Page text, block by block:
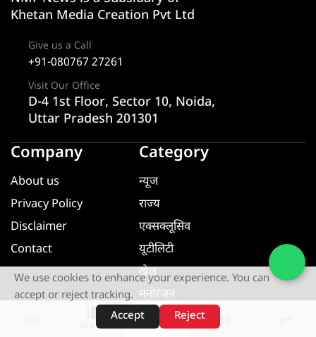
वेब स्टोरीज़
Khetan Media Creation Pvt Ltd
Give us a Call
+91-080767 27261
Visit Our Office
D-4 1st Floor, Sector 10, Noida,
Uttar Pradesh 201301
Company
About us
Privacy Policy
Disclaimer
Contact
Category
न्यूज
राज्य
एक्सक्लूसिव
यूटीलिटी
खेल
मनोरंजन
धर्म ज्ञान
We use cookies to enhance your experience. You can
accept or reject tracking.
Accept
Reject